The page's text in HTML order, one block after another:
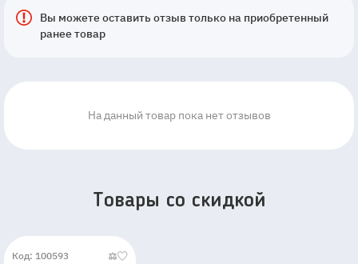
Вы можете оставить отзыв только на приобретенный
ранее товар
На данный товар пока нет отзывов
Товары со скидкой
Код: 100593